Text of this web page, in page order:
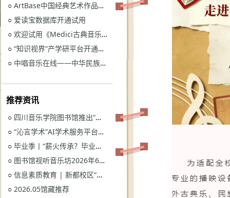
○ ArtBase中国经典艺术作品数据库继续开通试用通知
○ 爱读宝数据库开通试用
○ 欢迎试用《Medici古典音乐视听图书馆》
○ “知识视界”产学研平台开通试用通知
○ 中唱音乐在线——中华民族音乐与戏曲资源库开通试用
推荐资讯
○ 四川音乐学院图书馆推出“忆长征？书香路”纪念中国工农红军长征胜利90周年系列活动
○ “沁言学术”AI学术服务平台开通试用
○ 毕业季丨“薪火传承？毕业生图书漂流”活动
○ 图书馆视听音乐坊2026年6月展播季
○ 信息素质教育 | 新都校区“图书馆多媒体资源的鉴赏和利用”电子资源讲座
○ 2026.05馆藏推荐